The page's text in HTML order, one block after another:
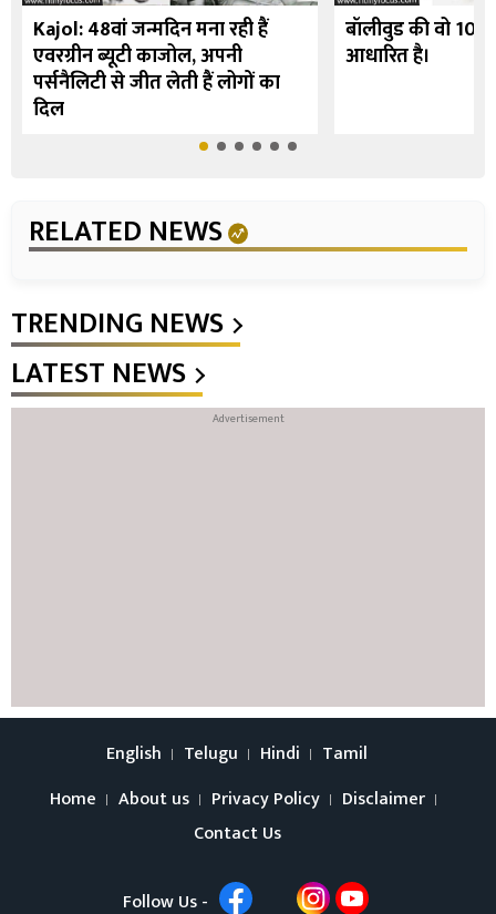
Kajol: 48वां जन्मदिन मना रही हैं
एवरग्रीन ब्यूटी काजोल, अपनी
पर्सनैलिटी से जीत लेती हैं लोगों का
दिल
बॉलीवुड की वो 10
आधारित है।
RELATED NEWS
TRENDING NEWS
LATEST NEWS
English Telugu Hindi
Tamil
Home
About us Privacy Policy
Disclaimer
Contact Us
Follow Us -